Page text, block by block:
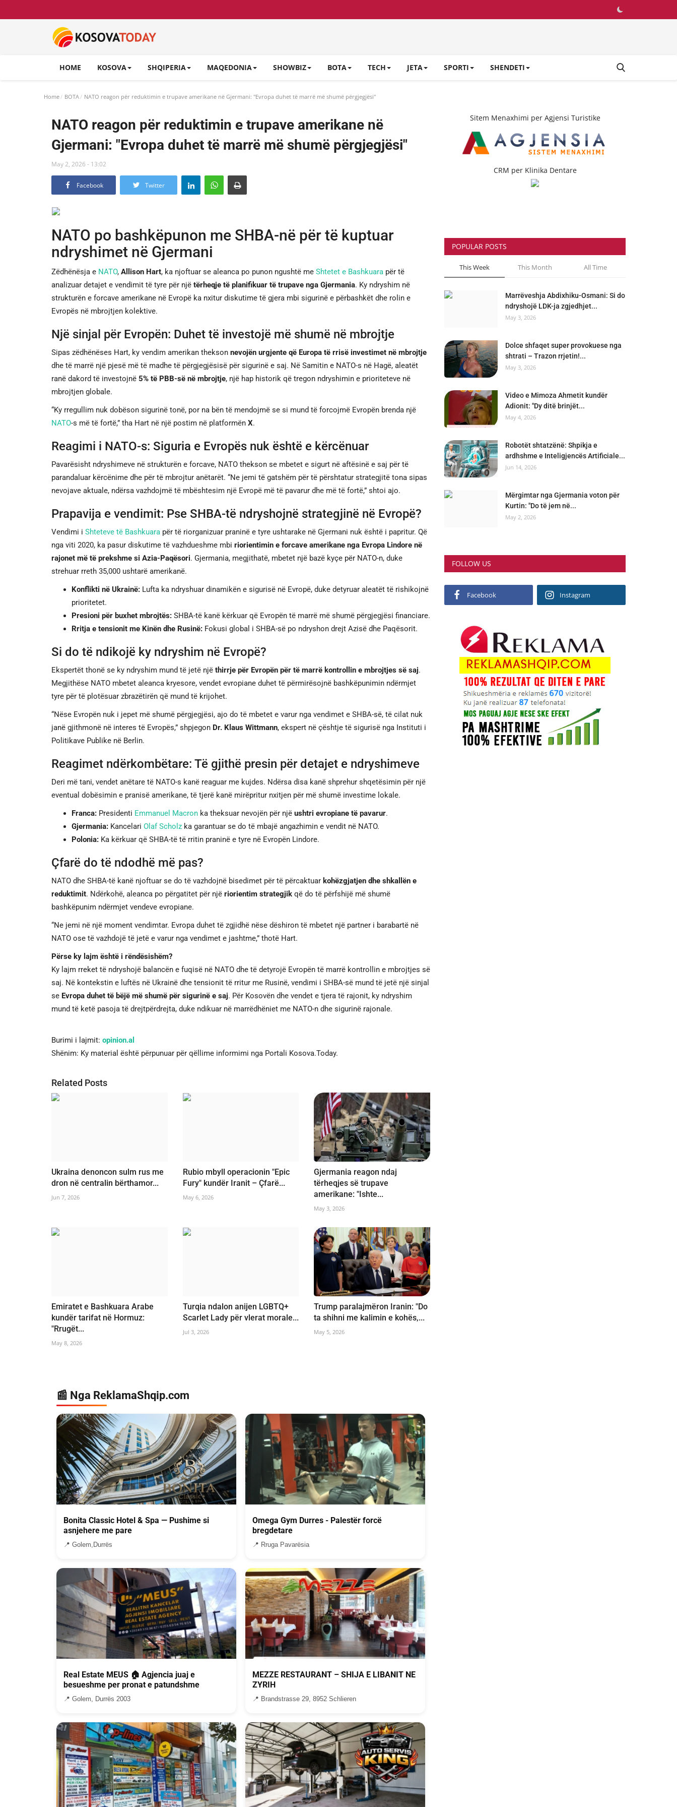
HOME KOSOVA SHQIPERIA MAQEDONIA SHOWBIZ BOTA TECH JETA SPORTI SHENDETI
Home BOTA NATO reagon për reduktimin e trupave amerikane në Gjermani: "Evropa duhet të marrë më shumë përgjegjësi"
NATO reagon për reduktimin e trupave amerikane në
Gjermani: "Evropa duhet të marrë më shumë përgjegjësi"
May 2, 2026 - 13:02
Facebook Twitter
NATO po bashkëpunon me SHBA-në për të kuptuar
ndryshimet në Gjermani
Zëdhënësja e NATO, Allison Hart, ka njoftuar se aleanca po punon ngushtë me Shtetet e Bashkuara për të
analizuar detajet e vendimit të tyre për një tërheqje të planifikuar të trupave nga Gjermania. Ky ndryshim në
strukturën e forcave amerikane në Evropë ka nxitur diskutime të gjera mbi sigurinë e përbashkët dhe rolin e
Evropës në mbrojtjen kolektive.
Një sinjal për Evropën: Duhet të investojë më shumë në mbrojtje
Sipas zëdhënëses Hart, ky vendim amerikan thekson nevojën urgjente që Europa të rrisë investimet në mbrojtje
dhe të marrë një pjesë më të madhe të përgjegjësisë për sigurinë e saj. Në Samitin e NATO-s në Hagë, aleatët
ranë dakord të investojnë 5% të PBB-së në mbrojtje, një hap historik që tregon ndryshimin e prioriteteve në
mbrojtjen globale.
“Ky rregullim nuk dobëson sigurinë tonë, por na bën të mendojmë se si mund të forcojmë Evropën brenda një
NATO-s më të fortë,” tha Hart në një postim në platformën X.
Reagimi i NATO-s: Siguria e Evropës nuk është e kërcënuar
Pavarësisht ndryshimeve në strukturën e forcave, NATO thekson se mbetet e sigurt në aftësinë e saj për të
parandaluar kërcënime dhe për të mbrojtur anëtarët. “Ne jemi të gatshëm për të përshtatur strategjitë tona sipas
nevojave aktuale, ndërsa vazhdojmë të mbështesim një Evropë më të pavarur dhe më të fortë,” shtoi ajo.
Prapavija e vendimit: Pse SHBA-të ndryshojnë strategjinë në Evropë?
Vendimi i Shteteve të Bashkuara për të riorganizuar praninë e tyre ushtarake në Gjermani nuk është i papritur. Që
nga viti 2020, ka pasur diskutime të vazhdueshme mbi riorientimin e forcave amerikane nga Evropa Lindore në
rajonet më të prekshme si Azia-Paqësori. Gjermania, megjithatë, mbetet një bazë kyçe për NATO-n, duke
strehuar rreth 35,000 ushtarë amerikanë.
Konflikti në Ukrainë: Lufta ka ndryshuar dinamikën e sigurisë në Evropë, duke detyruar aleatët të rishikojnë
prioritetet.
Presioni për buxhet mbrojtës: SHBA-të kanë kërkuar që Evropën të marrë më shumë përgjegjësi financiare.
Rritja e tensionit me Kinën dhe Rusinë: Fokusi global i SHBA-së po ndryshon drejt Azisë dhe Paqësorit.
Si do të ndikojë ky ndryshim në Evropë?
Ekspertët thonë se ky ndryshim mund të jetë një thirrje për Evropën për të marrë kontrollin e mbrojtjes së saj.
Megjithëse NATO mbetet aleanca kryesore, vendet evropiane duhet të përmirësojnë bashkëpunimin ndërmjet
tyre për të plotësuar zbrazëtirën që mund të krijohet.
“Nëse Evropën nuk i jepet më shumë përgjegjësi, ajo do të mbetet e varur nga vendimet e SHBA-së, të cilat nuk
janë gjithmonë në interes të Evropës,” shpjegon Dr. Klaus Wittmann, ekspert në çështje të sigurisë nga Instituti i
Politikave Publike në Berlin.
Reagimet ndërkombëtare: Të gjithë presin për detajet e ndryshimeve
Deri më tani, vendet anëtare të NATO-s kanë reaguar me kujdes. Ndërsa disa kanë shprehur shqetësimin për një
eventual dobësimin e pranisë amerikane, të tjerë kanë mirëpritur nxitjen për më shumë investime lokale.
Franca: Presidenti Emmanuel Macron ka theksuar nevojën për një ushtri evropiane të pavarur.
Gjermania: Kancelari Olaf Scholz ka garantuar se do të mbajë angazhimin e vendit në NATO.
Polonia: Ka kërkuar që SHBA-të të rritin praninë e tyre në Evropën Lindore.
Çfarë do të ndodhë më pas?
NATO dhe SHBA-të kanë njoftuar se do të vazhdojnë bisedimet për të përcaktuar kohëzgjatjen dhe shkallën e
reduktimit. Ndërkohë, aleanca po përgatitet për një riorientim strategjik që do të përfshijë më shumë
bashkëpunim ndërmjet vendeve evropiane.
“Ne jemi në një moment vendimtar. Evropa duhet të zgjidhë nëse dëshiron të mbetet një partner i barabartë në
NATO ose të vazhdojë të jetë e varur nga vendimet e jashtme,” thotë Hart.
Përse ky lajm është i rëndësishëm?
Ky lajm rreket të ndryshojë balancën e fuqisë në NATO dhe të detyrojë Evropën të marrë kontrollin e mbrojtjes së
saj. Në kontekstin e luftës në Ukrainë dhe tensionit të rritur me Rusinë, vendimi i SHBA-së mund të jetë një sinjal
se Evropa duhet të bëjë më shumë për sigurinë e saj. Për Kosovën dhe vendet e tjera të rajonit, ky ndryshim
mund të ketë pasoja të drejtpërdrejta, duke ndikuar në marrëdhëniet me NATO-n dhe sigurinë rajonale.
Burimi i lajmit: opinion.al
Shënim: Ky material është përpunuar për qëllime informimi nga Portali Kosova.Today.
Related Posts
Ukraina denoncon sulm rus me
dron në centralin bërthamor...
Jun 7, 2026
Rubio mbyll operacionin "Epic
Fury" kundër Iranit – Çfarë...
May 6, 2026
Gjermania reagon ndaj
tërheqjes së trupave
amerikane: "Ishte...
May 3, 2026
Emiratet e Bashkuara Arabe
kundër tarifat në Hormuz:
"Rrugët...
May 8, 2026
Turqia ndalon anijen LGBTQ+
Scarlet Lady për vlerat morale...
Jul 3, 2026
Trump paralajmëron Iranin: "Do
ta shihni me kalimin e kohës,...
May 5, 2026
📰 Nga ReklamaShqip.com
Bonita Classic Hotel & Spa — Pushime si
asnjehere me pare
📍 Golem,Durrës
Omega Gym Durres - Palestër forcë
bregdetare
📍 Rruga Pavarësia
Real Estate MEUS 🏠 Agjencia juaj e
besueshme per pronat e patundshme
📍 Golem, Durrës 2003
MEZZE RESTAURANT – SHIJA E LIBANIT NE
ZYRIH
📍 Brandstrasse 29, 8952 Schlieren
Sitem Menaxhimi per Agjensi Turistike
CRM per Klinika Dentare
POPULAR POSTS
This Week This Month All Time
Marrëveshja Abdixhiku-Osmani: Si do
ndryshojë LDK-ja zgjedhjet...
May 3, 2026
Dolce shfaqet super provokuese nga
shtrati – Trazon rrjetin!...
May 3, 2026
Video e Mimoza Ahmetit kundër
Adionit: "Dy ditë brinjët...
May 4, 2026
Robotët shtatzënë: Shpikja e
ardhshme e Inteligjencës Artificiale...
Jun 14, 2026
Mërgimtar nga Gjermania voton për
Kurtin: "Do të jem në...
May 2, 2026
FOLLOW US
Facebook Instagram